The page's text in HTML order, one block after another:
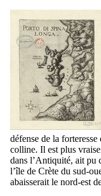
défense de la
colline. Il est plus
dans l’Antiquité, ait pu
l’île de Crète du sud-
abaisserait le nord-est